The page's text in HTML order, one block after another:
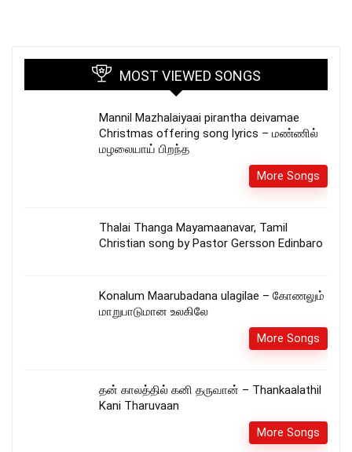
MOST VIEWED SONGS
Mannil Mazhalaiyaai pirantha deivamae
Christmas offering song lyrics – மண்ணில்
மழலையாய் பிறந்த
More Songs
Thalai Thanga Mayamaanavar, Tamil
Christian song by Pastor Gersson Edinbaro
Konalum Maarubadana ulagilae – கோணலும்
மாறுபாடுமான உலகிலே
More Songs
தன் காலத்தில் கனி தருவான் – Thankaalathil
Kani Tharuvaan
More Songs